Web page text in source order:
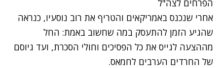
נסה שוב
הפרחים לצה"ל
אחרי שנכנס באמריקאים והטריף את רוב נוסעיו, כנראה
שהגיע הזמן להתעסק במה שחשוב באמת: החל
מההצעה לגייס את כל הפסיכים וחולי הסכרת, ועד גיוסם
של החרדים הערבים לחמאס.